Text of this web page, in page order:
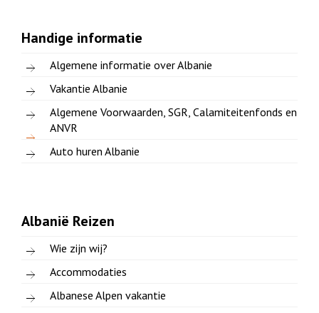
Handige informatie
Algemene informatie over Albanie
Vakantie Albanie
Algemene Voorwaarden, SGR, Calamiteitenfonds en
ANVR
Auto huren Albanie
Albanië Reizen
Wie zijn wij?
Accommodaties
Albanese Alpen vakantie